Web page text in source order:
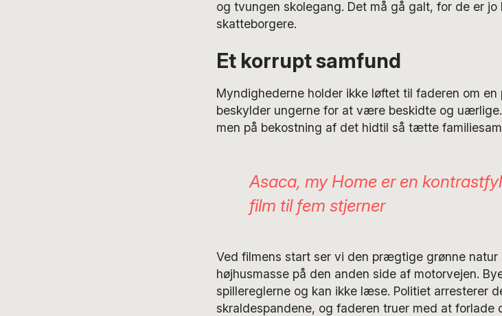
og tvungen skolegang. Det må gå galt, for de er jo
skatteborgere.
Et korrupt samfund
Myndighederne holder ikke løftet til faderen om
beskylder ungerne for at være beskidte og
men på bekostning af det hidtil så tætte
Asaca, my Home er en
film til fem stjerner
Ved filmens start ser vi den prægtige grønne
højhusmasse på den anden side af motorvejen.
spillereglerne og kan ikke læse. Politiet arresterer
skraldespandene, og faderen truer med at forlade